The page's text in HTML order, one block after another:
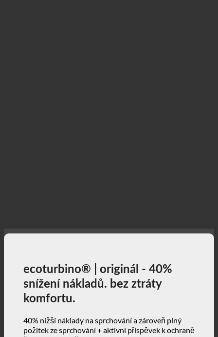
ecoturbino® | originál - 40%
snížení nákladů. bez ztráty
komfortu.
požitek ze sprchování + aktivní příspěvek k ochraně
životního prostředí!